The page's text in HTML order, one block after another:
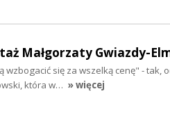
Małgorzaty Gwiazdy-
wzbogacić się za wszelką cenę" - tak,
która w… » więcej